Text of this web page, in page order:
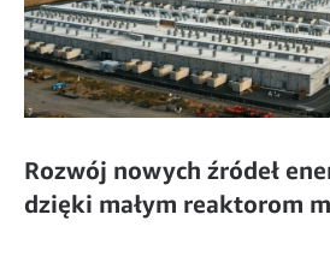
Rozwój nowych źródeł
dzięki małym reaktorom